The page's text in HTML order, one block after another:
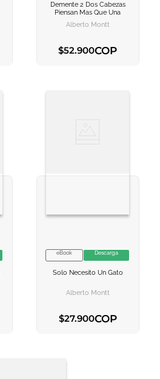
AGREGAR AL
Demente 2 Dos Cabezas
Piensan Mas Que Una
Alberto Montt
$52.900COP
VER INFORMACION
eBook Descarga
Solo Necesito Un Gato
Alberto Montt
$27.900COP